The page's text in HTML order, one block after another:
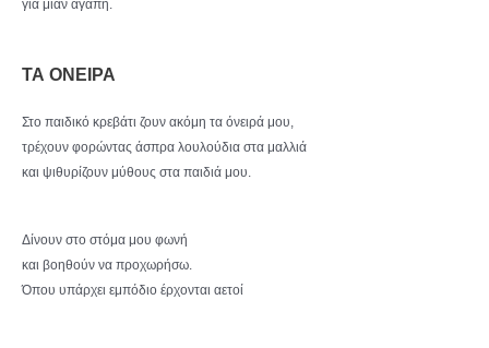
για μιαν αγάπη.
ΤΑ ΟΝΕΙΡΑ
Στο παιδικό κρεβάτι ζουν ακόμη τα όνειρά μου,
τρέχουν φορώντας άσπρα λουλούδια στα μαλλιά
και ψιθυρίζουν μύθους στα παιδιά μου.
Δίνουν στο στόμα μου φωνή
και βοηθούν να προχωρήσω.
Όπου υπάρχει εμπόδιο έρχονται αετοί